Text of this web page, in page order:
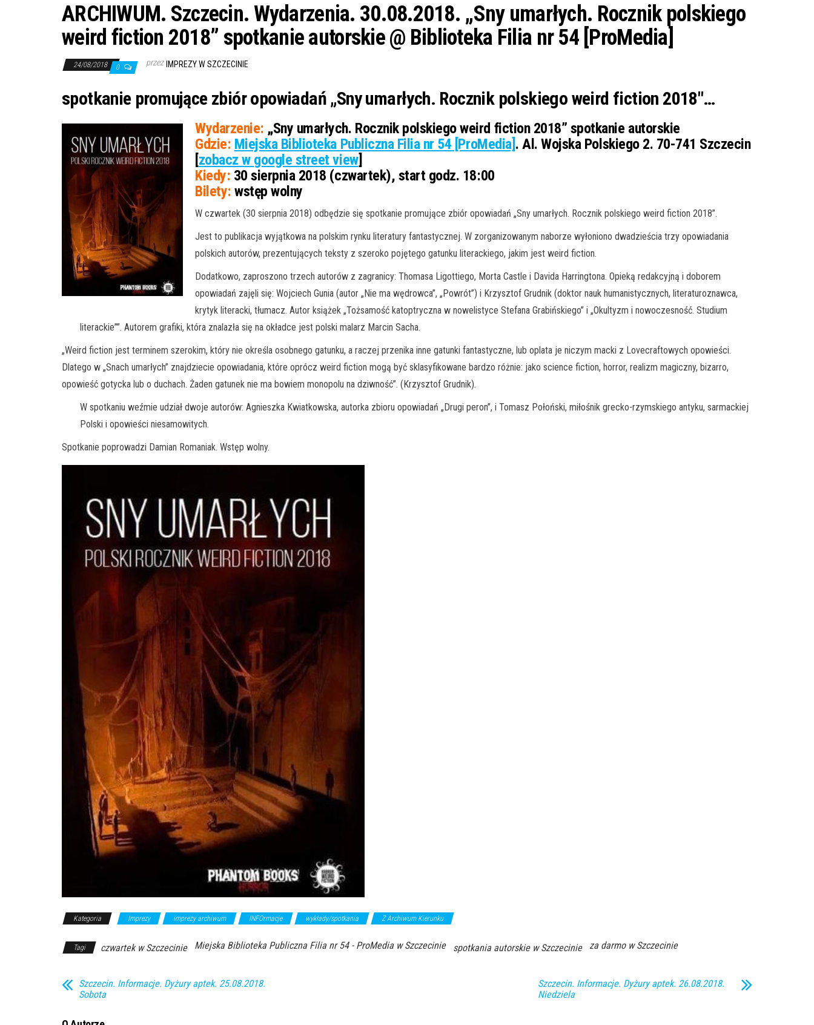
ARCHIWUM. Szczecin. Wydarzenia. 30.08.2018. „Sny umarłych. Rocznik polskiego
weird fiction 2018” spotkanie autorskie @ Biblioteka Filia nr 54 [ProMedia]
24/08/2018 0 przez IMPREZY W SZCZECINIE
spotkanie promujące zbiór opowiadań „Sny umarłych. Rocznik polskiego weird fiction 2018″…
Wydarzenie: „Sny umarłych. Rocznik polskiego weird fiction 2018” spotkanie autorskie
Gdzie: Miejska Biblioteka Publiczna Filia nr 54 [ProMedia]. Al. Wojska Polskiego 2. 70-741 Szczecin
[zobacz w google street view]
Kiedy: 30 sierpnia 2018 (czwartek), start godz. 18:00
Bilety: wstęp wolny
W czwartek (30 sierpnia 2018) odbędzie się spotkanie promujące zbiór opowiadań „Sny umarłych. Rocznik polskiego weird fiction 2018”.
Jest to publikacja wyjątkowa na polskim rynku literatury fantastycznej. W zorganizowanym naborze wyłoniono dwadzieścia trzy opowiadania
polskich autorów, prezentujących teksty z szeroko pojętego gatunku literackiego, jakim jest weird fiction.
Dodatkowo, zaproszono trzech autorów z zagranicy: Thomasa Ligottiego, Morta Castle i Davida Harringtona. Opieką redakcyjną i doborem
opowiadań zajęli się: Wojciech Gunia (autor „Nie ma wędrowca”, „Powrót”) i Krzysztof Grudnik (doktor nauk humanistycznych, literaturoznawca,
krytyk literacki, tłumacz. Autor książek „Tożsamość katoptryczna w nowelistyce Stefana Grabińskiego” i „Okultyzm i nowoczesność. Studium
literackie””. Autorem grafiki, która znalazła się na okładce jest polski malarz Marcin Sacha.
„Weird fiction jest terminem szerokim, który nie określa osobnego gatunku, a raczej przenika inne gatunki fantastyczne, lub oplata je niczym macki z Lovecraftowych opowieści.
Dlatego w „Snach umarłych” znajdziecie opowiadania, które oprócz weird fiction mogą być sklasyfikowane bardzo różnie: jako science fiction, horror, realizm magiczny, bizarro,
opowieść gotycka lub o duchach. Żaden gatunek nie ma bowiem monopolu na dziwność”. (Krzysztof Grudnik).
W spotkaniu weźmie udział dwoje autorów: Agnieszka Kwiatkowska, autorka zbioru opowiadań „Drugi peron”, i Tomasz Połoński, miłośnik grecko-rzymskiego antyku, sarmackiej
Polski i opowieści niesamowitych.
Spotkanie poprowadzi Damian Romaniak. Wstęp wolny.
Kategoria Imprezy imprezy archiwum INFOrmacje wykłady/spotkania Z Archiwum Kierunku
Tagi czwartek w Szczecinie Miejska Biblioteka Publiczna Filia nr 54 - ProMedia w Szczecinie spotkania autorskie w Szczecinie za darmo w Szczecinie
Szczecin. Informacje. Dyżury aptek. 25.08.2018.
Sobota
Szczecin. Informacje. Dyżury aptek. 26.08.2018.
Niedziela